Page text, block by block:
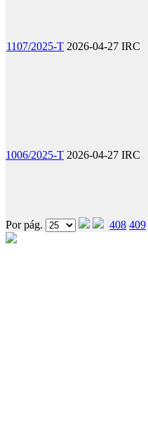
1107/2025-T 2026-04-27 IRC
1006/2025-T 2026-04-27 IRC
Por pág. 408 409